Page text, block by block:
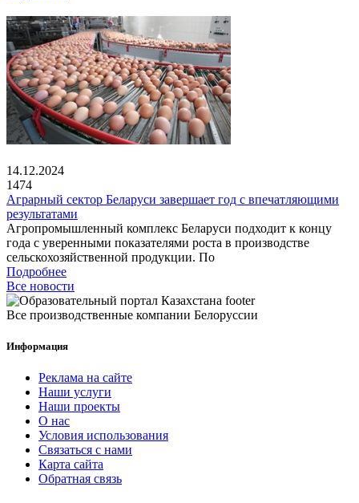
14.12.2024
1474
Аграрный сектор Беларуси завершает год с впечатляющими
результатами
Агропромышленный комплекс Беларуси подходит к концу
года с уверенными показателями роста в производстве
сельскохозяйственной продукции. По
Подробнее
Все новости
Все производственные компании Белоруссии
Информация
Реклама на сайте
Наши услуги
Наши проекты
О нас
Условия использования
Связаться с нами
Карта сайта
Обратная связь